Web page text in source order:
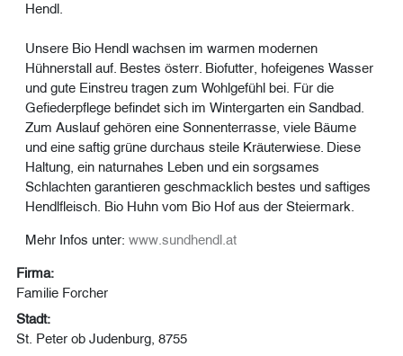
Hendl.
Unsere Bio Hendl wachsen im warmen modernen
Hühnerstall auf. Bestes österr. Biofutter, hofeigenes Wasser
und gute Einstreu tragen zum Wohlgefühl bei. Für die
Gefiederpflege befindet sich im Wintergarten ein Sandbad.
Zum Auslauf gehören eine Sonnenterrasse, viele Bäume
und eine saftig grüne durchaus steile Kräuterwiese. Diese
Haltung, ein naturnahes Leben und ein sorgsames
Schlachten garantieren geschmacklich bestes und saftiges
Hendlfleisch. Bio Huhn vom Bio Hof aus der Steiermark.
Mehr Infos unter: www.sundhendl.at
Firma:
Familie Forcher
Stadt:
St. Peter ob Judenburg, 8755